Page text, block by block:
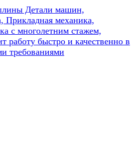
Детали машин,
Прикладная механика,
с многолетним стажем,
работу быстро и качественно в
требованиями